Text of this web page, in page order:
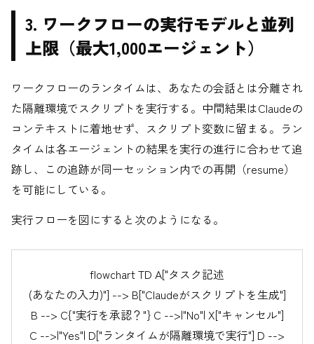
3. ワークフローの実行モデルと並列
上限（最大1,000エージェント）
ワークフローのランタイムは、あなたの会話とは分離され
た隔離環境でスクリプトを実行する。中間結果はClaudeの
コンテキストに着地せず、スクリプト変数に留まる。ラン
タイムは各エージェントの結果を実行の進行に合わせて追
跡し、この追跡が同一セッション内での再開（resume）
を可能にしている。
実行フローを図にすると次のようになる。
flowchart TD A["タスク記述
(あなたの入力)"] --> B["Claudeがスクリプトを生成"]
B --> C{"実行を承認？"} C -->|"No"| X["キャンセル"]
C -->|"Yes"| D["ランタイムが隔離環境で実行"] D -->